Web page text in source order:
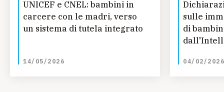
UNICEF e CNEL: bambini in
carcere con le madri, verso
un sistema di tutela integrato
14/05/2026
sulle
di
04/02/2026